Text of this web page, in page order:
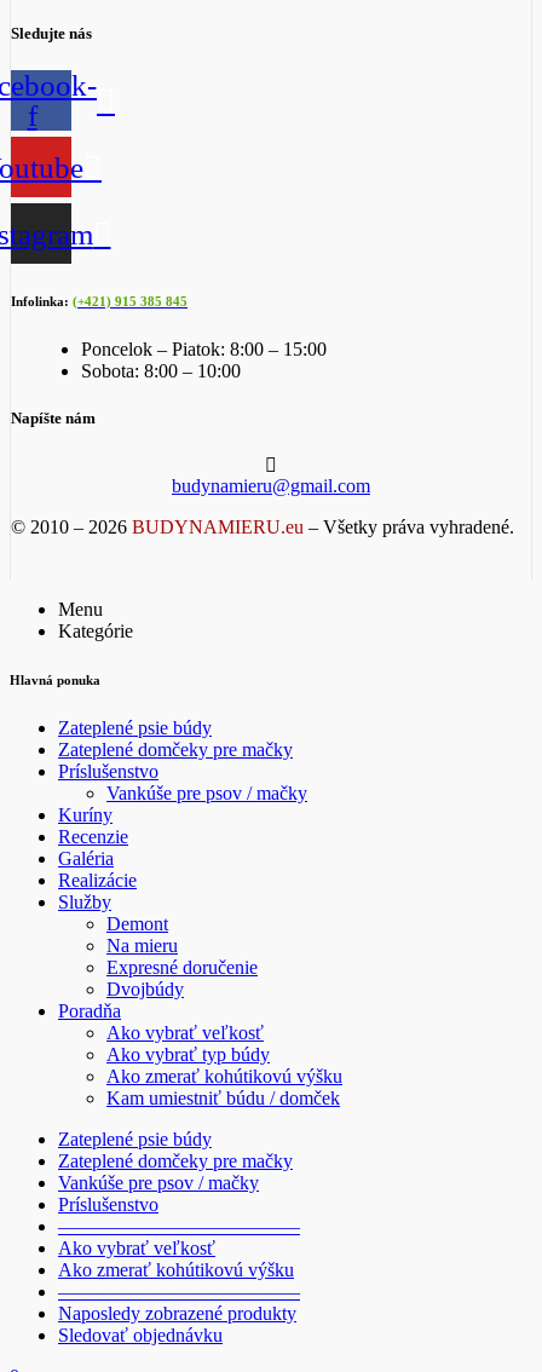
Sledujte nás
f
Infolinka: (+421) 915 385 845
Poncelok – Piatok: 8:00 – 15:00
Sobota: 8:00 – 10:00
Napíšte nám
budynamieru@gmail.com
© 2010 – 2026 BUDYNAMIERU.eu – Všetky práva vyhradené.
Menu
Kategórie
Hlavná ponuka
Zateplené psie búdy
Zateplené domčeky pre mačky
Príslušenstvo
Vankúše pre psov / mačky
Kuríny
Recenzie
Galéria
Realizácie
Služby
Demont
Na mieru
Expresné doručenie
Dvojbúdy
Poradňa
Ako vybrať veľkosť
Ako vybrať typ búdy
Ako zmerať kohútikovú výšku
Kam umiestniť búdu / domček
Zateplené psie búdy
Zateplené domčeky pre mačky
Vankúše pre psov / mačky
Príslušenstvo
————————————–
Ako vybrať veľkosť
Ako zmerať kohútikovú výšku
————————————–
Naposledy zobrazené produkty
Sledovať objednávku